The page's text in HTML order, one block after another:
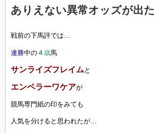
ありえない異常オッズが出た
戦前の下馬評では…
連勝中の ４ 歳馬
サンライズフレイム と
エンペラーワケアが
競馬専門紙の印をみても
人気を分けると思われたが…